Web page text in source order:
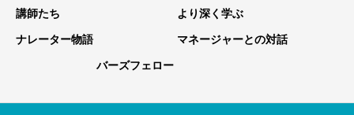
講師たち より深く学ぶ
ナレーター物語 マネージャーとの対話
バーズフェロー